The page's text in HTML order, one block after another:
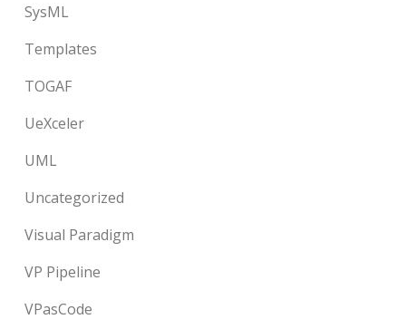
SysML
Templates
TOGAF
UeXceler
UML
Uncategorized
Visual Paradigm
VP Pipeline
VPasCode